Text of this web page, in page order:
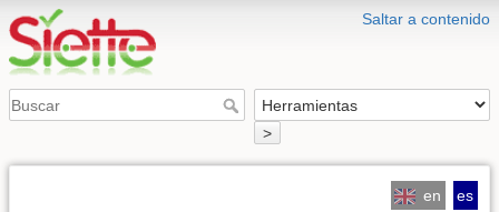
Saltar a contenido
>
en es